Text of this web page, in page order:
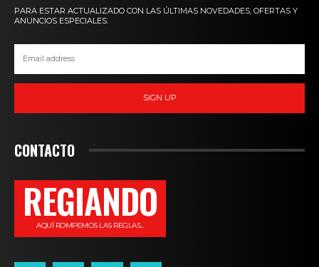
PARA ESTAR ACTUALIZADO CON LAS ÚLTIMAS NOVEDADES, OFERTAS Y
ANUNCIOS ESPECIALES.
SIGN UP
CONTACTO
REGIANDO
AQUÍ ROMPEMOS LAS REGLAS...